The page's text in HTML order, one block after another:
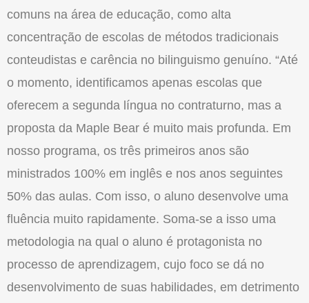
comuns na área de educação, como alta
concentração de escolas de métodos tradicionais
conteudistas e carência no bilinguismo genuíno. “Até
o momento, identificamos apenas escolas que
oferecem a segunda língua no contraturno, mas a
proposta da Maple Bear é muito mais profunda. Em
nosso programa, os três primeiros anos são
ministrados 100% em inglês e nos anos seguintes
50% das aulas. Com isso, o aluno desenvolve uma
fluência muito rapidamente. Soma-se a isso uma
metodologia na qual o aluno é protagonista no
processo de aprendizagem, cujo foco se dá no
desenvolvimento de suas habilidades, em detrimento